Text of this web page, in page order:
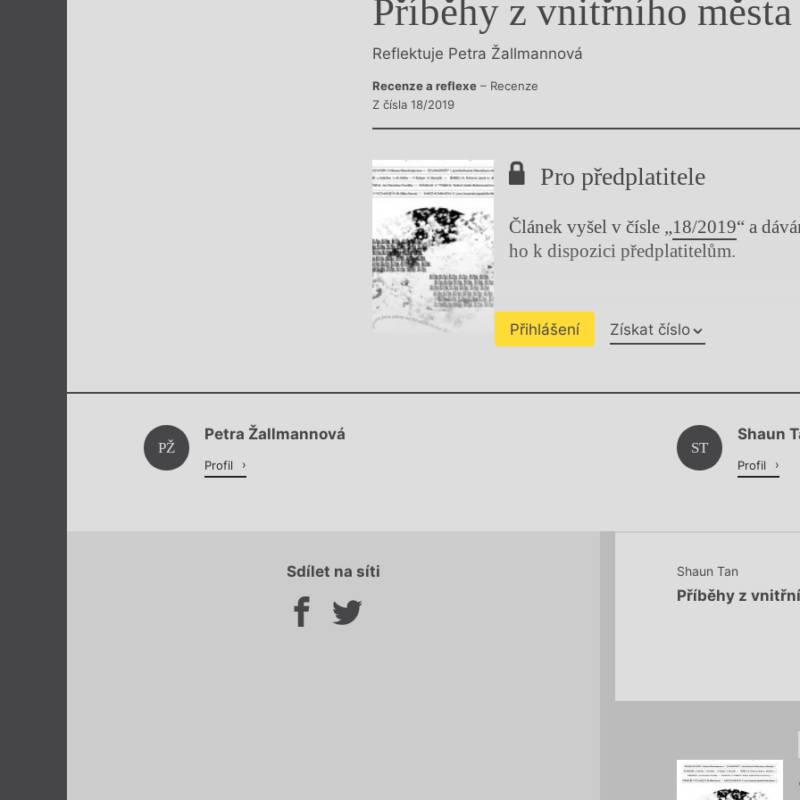
Výroční cenyPříběhy z vnitřního města
Reflektuje Petra Žallmannová
Recenze a reflexe – Recenze
Z čísla 18/2019
Pro předplatitele
Článek vyšel v čísle „18/2019“ a
ho k dispozici předplatitelům.
Přihlášení Získat číslo
Chviličku.
PŽ
Petra Žallmannová
Profil
ST
Shaun
Profil
Sdílet na síti Shaun Tan
Příběhy z